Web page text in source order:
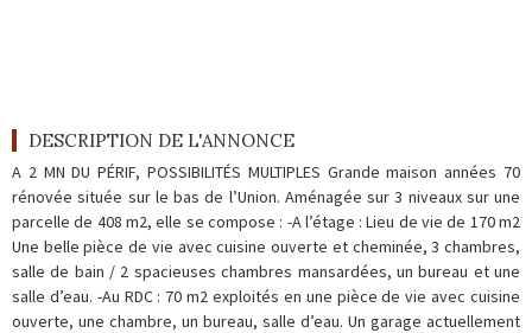
DESCRIPTION DE L'ANNONCE
A 2 MN DU PÉRIF, POSSIBILITÉS MULTIPLES Grande maison années 70
rénovée située sur le bas de l’Union. Aménagée sur 3 niveaux sur une
parcelle de 408 m2, elle se compose : -A l’étage : Lieu de vie de 170 m2
Une belle pièce de vie avec cuisine ouverte et cheminée, 3 chambres,
salle de bain / 2 spacieuses chambres mansardées, un bureau et une
salle d’eau. -Au RDC : 70 m2 exploités en une pièce de vie avec cuisine
ouverte, une chambre, un bureau, salle d’eau. Un garage actuellement